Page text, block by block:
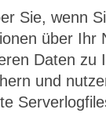
Sie, wenn
über Ihr
Daten zu
und